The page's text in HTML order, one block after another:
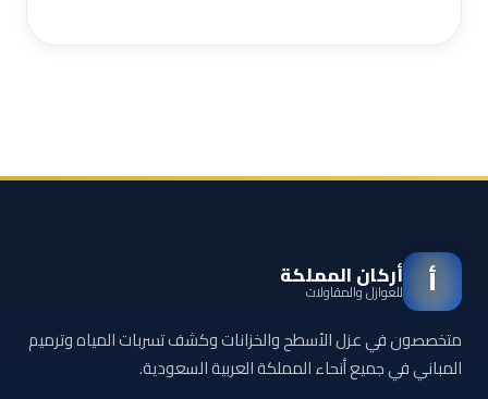
أ أركان المملكة
للعوازل والمقاولات
متخصصون في عزل الأسطح والخزانات وكشف تسربات المياه وترميم
المباني في جميع أنحاء المملكة العربية السعودية.